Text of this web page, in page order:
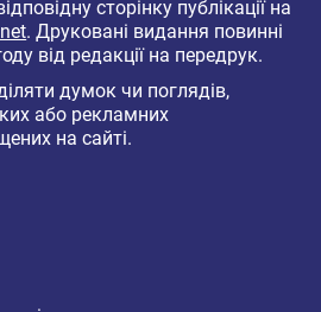
сторінку публікації на
. Друковані видання повинні
від редакції на передрук.
думок чи поглядів,
або рекламних
на сайті.